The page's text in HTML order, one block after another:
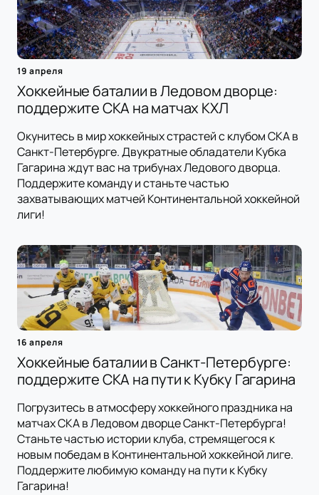
19 апреля
Хоккейные баталии в Ледовом дворце:
поддержите СКА на матчах КХЛ
Окунитесь в мир хоккейных страстей с клубом СКА в
Санкт-Петербурге. Двукратные обладатели Кубка
Гагарина ждут вас на трибунах Ледового дворца.
Поддержите команду и станьте частью
захватывающих матчей Континентальной хоккейной
лиги!
16 апреля
Хоккейные баталии в Санкт-Петербурге:
поддержите СКА на пути к Кубку Гагарина
Погрузитесь в атмосферу хоккейного праздника на
матчах СКА в Ледовом дворце Санкт-Петербурга!
Станьте частью истории клуба, стремящегося к
новым победам в Континентальной хоккейной лиге.
Поддержите любимую команду на пути к Кубку
Гагарина!